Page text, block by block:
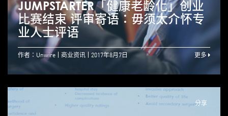
JUMPSTARTER「健康老龄化」创业
比赛结束 评审寄语：毋须太介怀专
业人士评语
作者：Unwire 商业资讯 2017年8月7日 更多
分享